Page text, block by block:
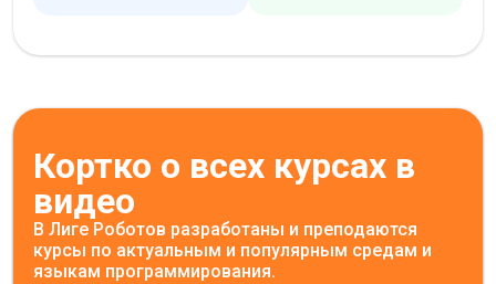
Кортко о всех курсах в
видео
В Лиге Роботов разработаны и преподаются
курсы по актуальным и популярным средам и
языкам программирования.